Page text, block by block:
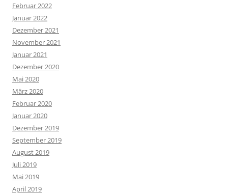
Februar 2022
Januar 2022
Dezember 2021
November 2021
Januar 2021
Dezember 2020
Mai 2020
März 2020
Februar 2020
Januar 2020
Dezember 2019
September 2019
August 2019
Juli 2019
Mai 2019
April 2019